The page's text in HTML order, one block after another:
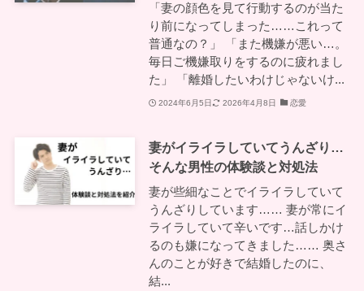
「妻の顔色を見て行動するのが当た
り前になってしまった……これって
普通なの？」 「また機嫌が悪い…。
毎日ご機嫌取りをするのに疲れまし
た」 「離婚したいわけじゃないけ...
2024年6月5日 2026年4月8日 恋愛
妻がイライラしていてうんざり…
そんな男性の体験談と対処法
妻が些細なことでイライラしていて
うんざりしています…… 妻が常にイ
ライラしていて辛いです…話しかけ
るのも嫌になってきました…… 奥さ
んのことが好きで結婚したのに、
結...